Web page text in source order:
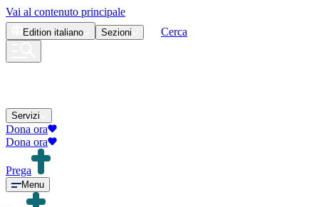
Vai al contenuto principale
Edition italiano Sezioni Cerca
Servizi
Dona ora
Dona ora
Prega
Menu